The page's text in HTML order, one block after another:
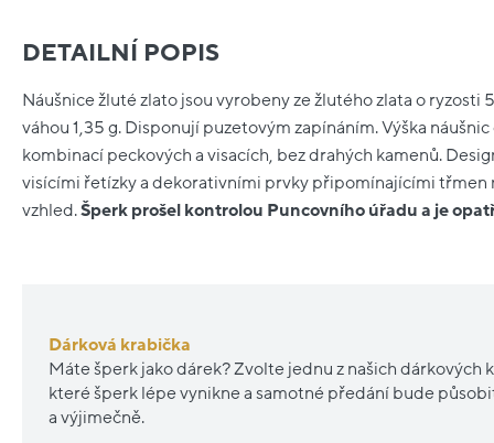
DETAILNÍ POPIS
Náušnice žluté zlato jsou vyrobeny ze žlutého zlata o ryzosti
váhou 1,35 g. Disponují puzetovým zapínáním. Výška
kombinací peckových a visacích, bez drahých kamenů.
visícími řetízky a dekorativními prvky připomínajícími třmen
vzhled.Šperk prošel kontrolou Puncovního úřadu a je
Dárková krabička
Máte šperk jako dárek? Zvolte jednu z našich dárkových
které šperk lépe vynikne a samotné předání bude
a výjimečně.